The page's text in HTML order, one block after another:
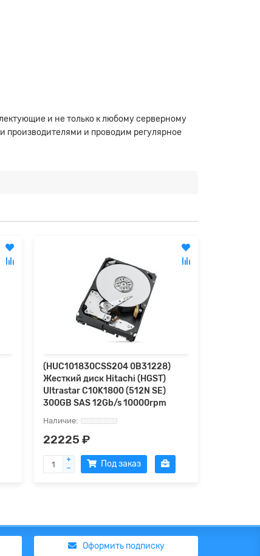
и не только к любому серверному
и проводим регулярное
(HUC101830CSS204 0B31228)
Жесткий диск Hitachi (HGST)
Ultrastar C10K1800 (512N SE)
300GB SAS 12Gb/s 10000rpm
22225 ₽
Под заказ
Оформить подписку